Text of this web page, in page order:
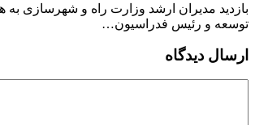
بازدید مدیران ارشد وزارت راه و شهرسازی
توسعه و رئیس فدراسیون…
ارسال دیدگاه